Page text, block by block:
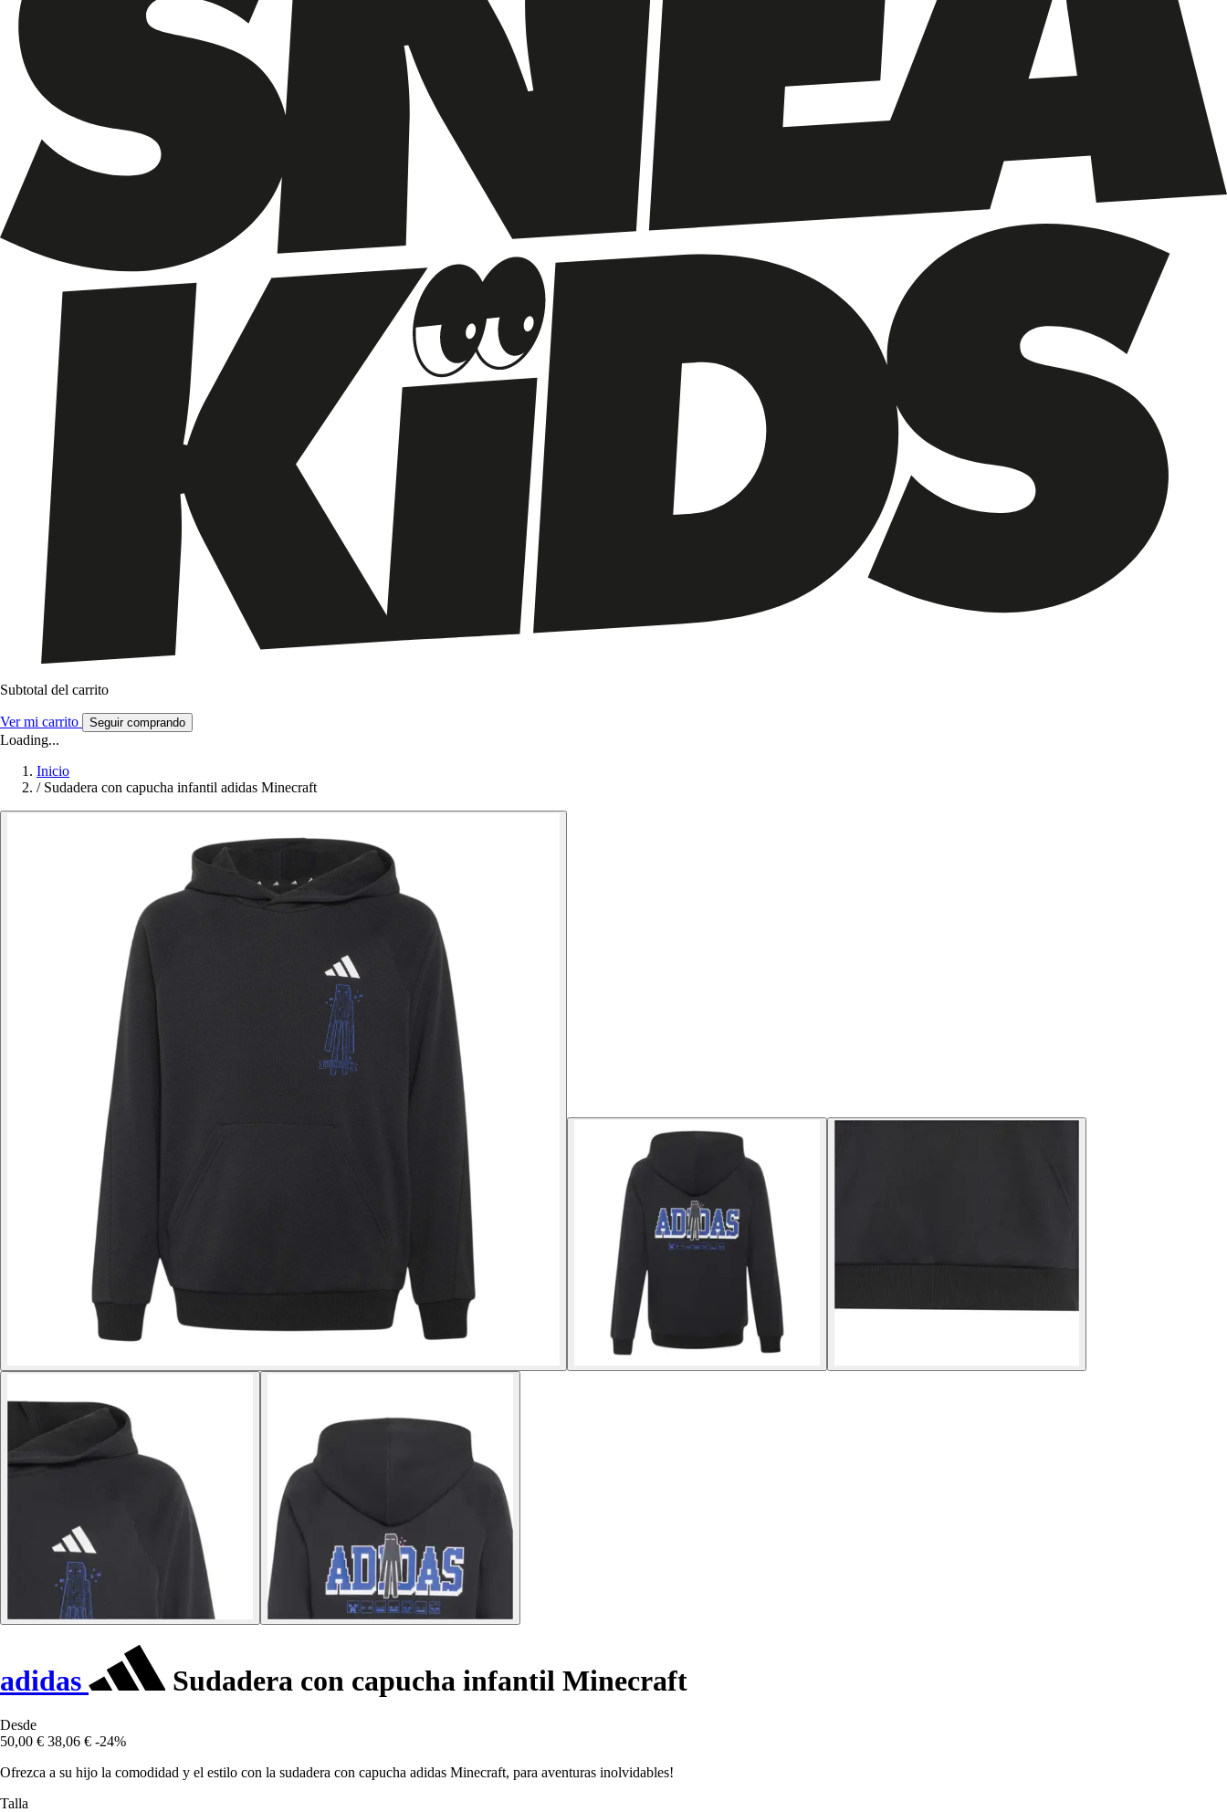
Subtotal del carrito
Ver mi carrito Seguir comprando
Loading...
Inicio
/ Sudadera con capucha infantil adidas Minecraft
adidas Sudadera con capucha infantil Minecraft
Desde
50,00 € 38,06 € -24%
Ofrezca a su hijo la comodidad y el estilo con la sudadera con capucha adidas Minecraft, para aventuras inolvidables!
Talla